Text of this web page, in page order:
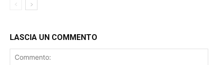
LASCIA UN COMMENTO